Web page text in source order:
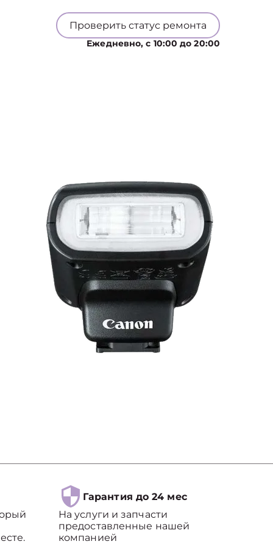
Проверить статус ремонта
Ежедневно, с 10:00 до 20:00
Гарантия до 24 мес
На услуги и запчасти
предоставленные нашей
компанией